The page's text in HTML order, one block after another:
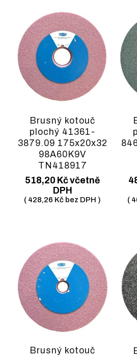
Brusný kotouč
plochý 41361-
3879.09 175x20x32
98A60K9V
TN418917
518,20 Kčvčetně
DPH
( 428,26 Kč bez DPH ) (
Brusný kotouč